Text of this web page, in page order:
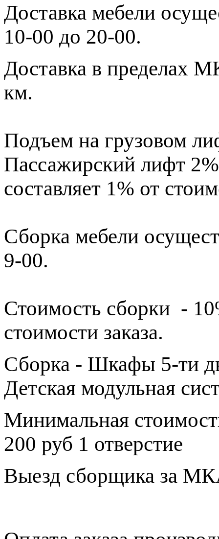
Доставка мебели
10-00 до 20-00.
Доставка в пределах
км.
Подъем на грузовом
Пассажирский лифт
составляет 1% от
Сборка мебели
9-00.
Стоимость сборки -
стоимости заказа.
Сборка - Шкафы 5-ти
Детская модульная
Минимальная
200 руб 1 отверстие
Выезд сборщика за